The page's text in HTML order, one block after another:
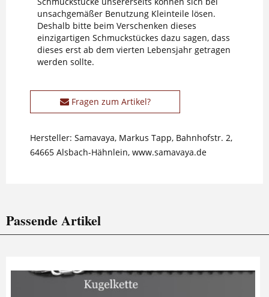
unsachgemäßer Benutzung Kleinteile lösen.
Deshalb bitte beim Verschenken dieses
einzigartigen Schmuckstückes dazu sagen, dass
dieses erst ab dem vierten Lebensjahr getragen
werden sollte.
Fragen zum Artikel?
Hersteller: Samavaya, Markus Tapp, Bahnhofstr. 2,
64665 Alsbach-Hähnlein, www.samavaya.de
Passende Artikel